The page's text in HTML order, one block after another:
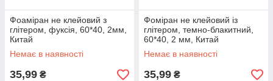
Фоаміран не клейовий з
глітером, фуксія, 60*40, 2мм,
Китай
Немає в наявності
35,99 ₴
Фоміран не клейовий із
глітером, темно-блакитний,
60*40, 2 мм, Китай
Немає в наявності
35,99 ₴